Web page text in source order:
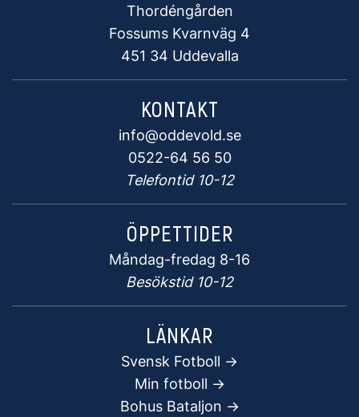
Thordéngården
Fossums Kvarnväg 4
451 34 Uddevalla
KONTAKT
info@oddevold.se
0522-64 56 50
Telefontid 10-12
ÖPPETTIDER
Måndag-fredag 8-16
Besökstid 10-12
LÄNKAR
Svensk Fotboll ->
Min fotboll ->
Bohus Bataljon ->